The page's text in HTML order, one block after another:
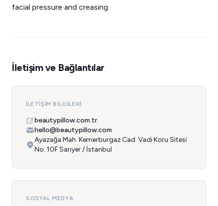
facial pressure and creasing.
İletişim ve Bağlantılar
İLETIŞIM BILGILERI
beautypillow.com.tr
hello@beautypillow.com
Ayazağa Mah. Kemerburgaz Cad. Vadi Koru Sitesi
No: 10F Sarıyer / İstanbul
SOSYAL MEDYA